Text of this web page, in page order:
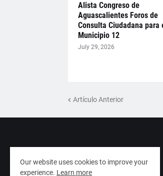
Alista Congreso de
Aguascalientes Foros de
Consulta Ciudadana para
Municipio 12
July 29, 2026
Artículo Anterior
Our website uses cookies to improve your
experience. Learn more